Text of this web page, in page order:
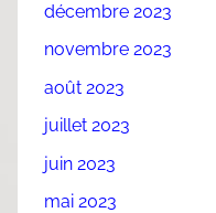
décembre 2023
novembre 2023
août 2023
juillet 2023
juin 2023
mai 2023